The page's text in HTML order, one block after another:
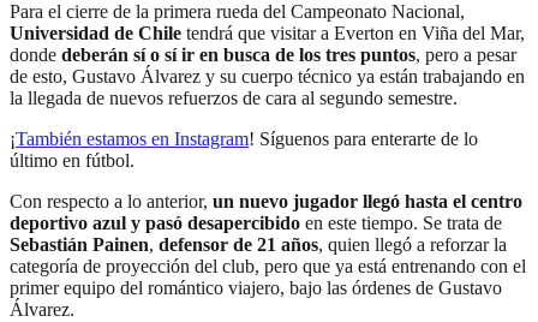
Para el cierre de la primera rueda del Campeonato Nacional,
Universidad de Chile tendrá que visitar a Everton en Viña del Mar,
donde deberán sí o sí ir en busca de los tres puntos, pero a pesar
de esto, Gustavo Álvarez y su cuerpo técnico ya están trabajando en
la llegada de nuevos refuerzos de cara al segundo semestre.
¡También estamos en Instagram! Síguenos para enterarte de lo
último en fútbol.
Con respecto a lo anterior, un nuevo jugador llegó hasta el centro
deportivo azul y pasó desapercibido en este tiempo. Se trata de
Sebastián Painen, defensor de 21 años, quien llegó a reforzar la
categoría de proyección del club, pero que ya está entrenando con el
primer equipo del romántico viajero, bajo las órdenes de Gustavo
Álvarez.